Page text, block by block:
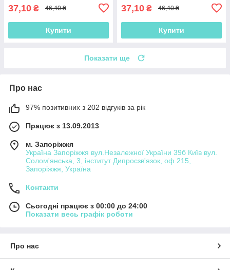
37,10 ₴ 46,40 ₴
Купити
37,10 ₴ 46,40 ₴
Купити
Показати ще
Про нас
97% позитивних з 202 відгуків за рік
Працює з 13.09.2013
м. Запоріжжя
Україна Запоріжжя вул.Незалежної України 39б Київ вул.
Солом'янська, 3, інститут Дипросзв'язок, оф 215,
Запоріжжя, Україна
Контакти
Сьогодні працює з 00:00 до 24:00
Показати весь графік роботи
Про нас